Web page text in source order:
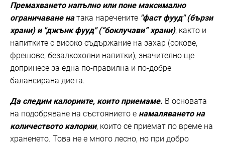
Премахването напълно или поне максимално
ограничаване натака наречените "фаст фууд" (бързи
храни) и "джънк фууд" (“боклучави” храни), както и
напитките с високо съдържание на захар (сокове,
фрешове, безалкохолни напитки), значително ще
допринесе за една по-правилна и по-добре
балансирана диета.
Да следим калориите, които приемаме. В основата
на подобряване на състоянието е намаляването на
количеството калории, които се приемат по време на
храненето. Това не е много лесно, но при добро